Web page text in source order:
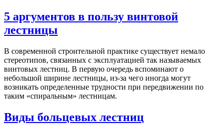
5 аргументов в пользу винтовой
лестницы
В современной строительной практике существует немало
стереотипов, связанных с эксплуатацией так называемых
винтовых лестниц. В первую очередь вспоминают о
небольшой ширине лестницы, из-за чего иногда могут
возникать определенные трудности при передвижении по
таким «спиральным» лестницам.
Виды больцевых лестниц